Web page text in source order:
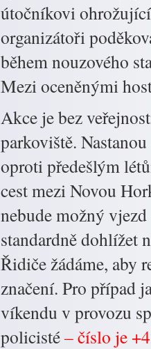
útočníkovi
organizátoři
během nouzového
Mezi oceněnými
Akce je bez
parkoviště.
oproti předešlým
cest mezi Novou
nebude možný
standardně dohlížet
Řidiče žádáme, aby
značení. Pro případ
víkendu v provozu
policisté– číslo je